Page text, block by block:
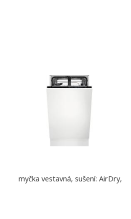
myčka vestavná, sušení: AirDry,